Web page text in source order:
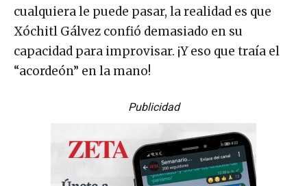
cualquiera le puede pasar, la realidad es que
Xóchitl Gálvez confió demasiado en su
capacidad para improvisar. ¡Y eso que traía el
“acordeón” en la mano!
Publicidad